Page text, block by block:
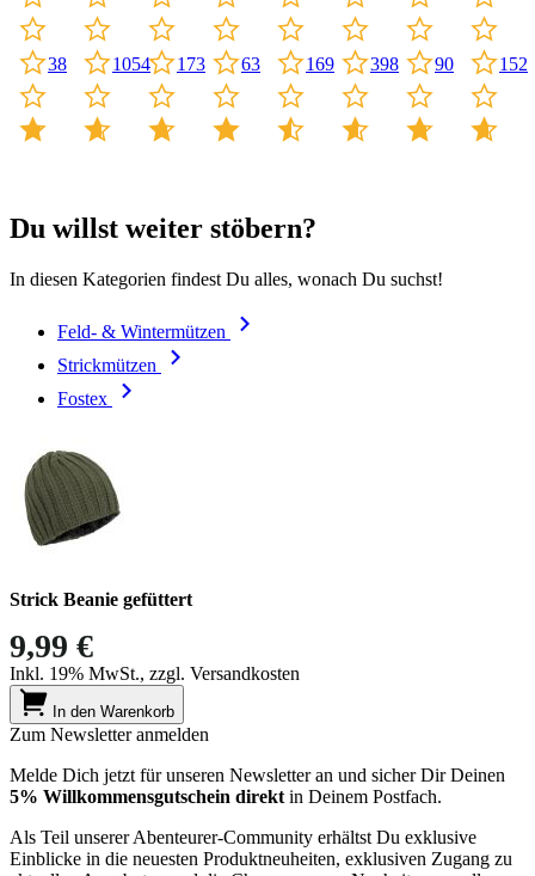
38 1054 173 63 169 398 90 152
Du willst weiter stöbern?
In diesen Kategorien findest Du alles, wonach Du suchst!
Feld- & Wintermützen
Strickmützen
Fostex
Strick Beanie gefüttert
9,99 €
Inkl. 19% MwSt., zzgl. Versandkosten
In den Warenkorb
Zum Newsletter anmelden
Melde Dich jetzt für unseren Newsletter an und sicher Dir Deinen
5% Willkommensgutschein direkt in Deinem Postfach.
Als Teil unserer Abenteurer-Community erhältst Du exklusive
Einblicke in die neuesten Produktneuheiten, exklusiven Zugang zu